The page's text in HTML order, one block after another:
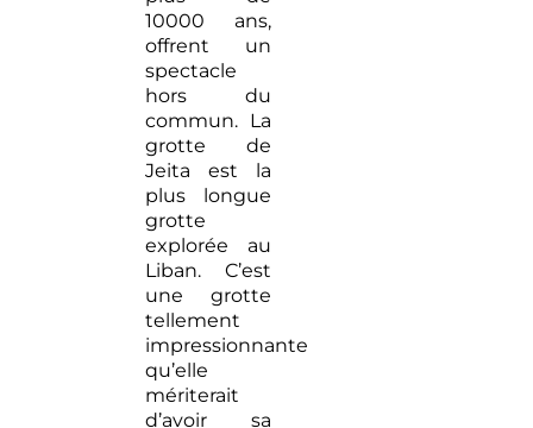
10000 ans,
offrent un
spectacle
hors du
commun. La
grotte de
Jeita est la
plus longue
grotte
explorée au
Liban. C’est
une grotte
tellement
impressionnante
qu’elle
mériterait
d’avoir sa